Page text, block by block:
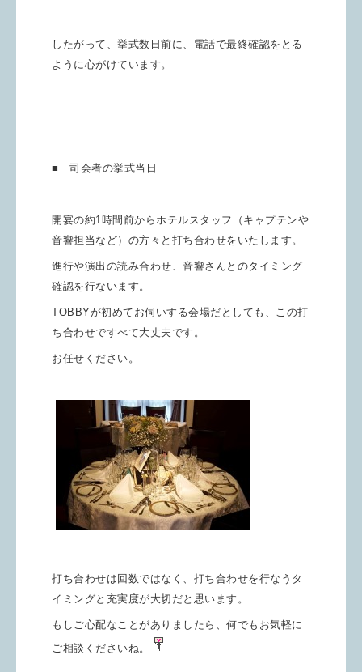
したがって、挙式数日前に、電話で最終確認をとる
ように心がけています。
■ 司会者の挙式当日
開宴の約1時間前からホテルスタッフ（キャプテンや
音響担当など）の方々と打ち合わせをいたします。
進行や演出の読み合わせ、音響さんとのタイミング
確認を行ないます。
TOBBYが初めてお伺いする会場だとしても、この打
ち合わせですべて大丈夫です。
お任せください。
打ち合わせは回数ではなく、打ち合わせを行なうタ
イミングと充実度が大切だと思います。
もしご心配なことがありましたら、何でもお気軽に
ご相談くださいね。